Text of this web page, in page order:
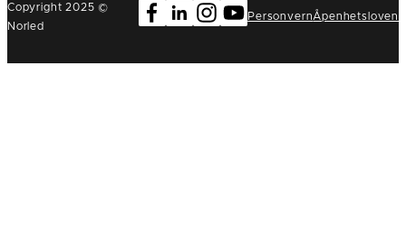
Copyright 2025 ©
Norled
PersonvernÅpenhetsloven